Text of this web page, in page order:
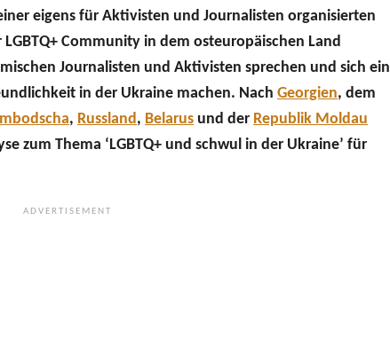
eigens für Aktivisten und Journalisten organisierten
Community in dem osteuropäischen Land
Journalisten und Aktivisten sprechen und sich ein
in der Ukraine machen. Nach Georgien, dem
, Russland , Belarus und der Republik Moldau
zum Thema ‘LGBTQ+ und schwul in der Ukraine’ für